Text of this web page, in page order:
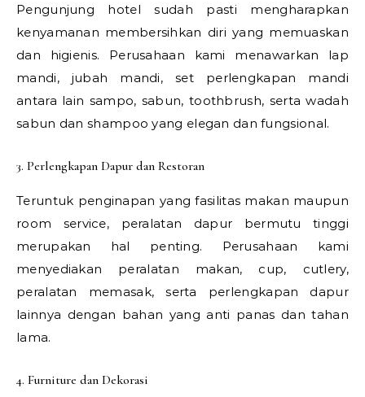
Pengunjung hotel sudah pasti mengharapkan
kenyamanan membersihkan diri yang memuaskan
dan higienis. Perusahaan kami menawarkan lap
mandi, jubah mandi, set perlengkapan mandi
antara lain sampo, sabun, toothbrush, serta wadah
sabun dan shampoo yang elegan dan fungsional.
3. Perlengkapan Dapur dan Restoran
Teruntuk penginapan yang fasilitas makan maupun
room service, peralatan dapur bermutu tinggi
merupakan hal penting. Perusahaan kami
menyediakan peralatan makan, cup, cutlery,
peralatan memasak, serta perlengkapan dapur
lainnya dengan bahan yang anti panas dan tahan
lama.
4. Furniture dan Dekorasi